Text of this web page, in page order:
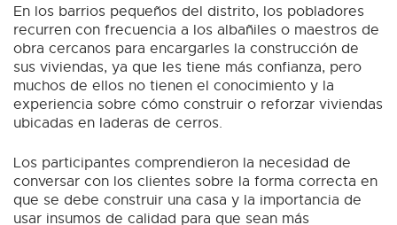
En los barrios pequeños del distrito, los pobladores
recurren con frecuencia a los albañiles o maestros de
obra cercanos para encargarles la construcción de
sus viviendas, ya que les tiene más confianza, pero
muchos de ellos no tienen el conocimiento y la
experiencia sobre cómo construir o reforzar viviendas
ubicadas en laderas de cerros.
Los participantes comprendieron la necesidad de
conversar con los clientes sobre la forma correcta en
que se debe construir una casa y la importancia de
usar insumos de calidad para que sean más